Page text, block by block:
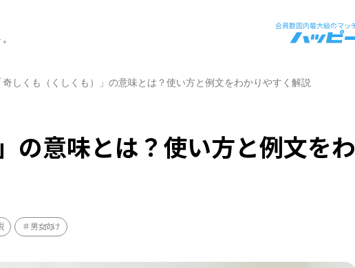
奇しくも（くしくも）」の意味とは？使い方と例文をわかりやすく解説
の意味とは？使い方と例文をわ
男女向け